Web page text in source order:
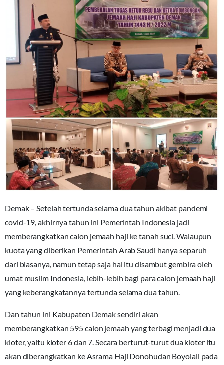
Demak – Setelah tertunda selama dua tahun akibat pandemi
covid-19, akhirnya tahun ini Pemerintah Indonesia jadi
memberangkatkan calon jemaah haji ke tanah suci. Walaupun
kuota yang diberikan Pemerintah Arab Saudi hanya separuh
dari biasanya, namun tetap saja hal itu disambut gembira oleh
umat muslim Indonesia, lebih-lebih bagi para calon jemaah haji
yang keberangkatannya tertunda selama dua tahun.
Dan tahun ini Kabupaten Demak sendiri akan
memberangkatkan 595 calon jemaah yang terbagi menjadi dua
kloter, yaitu kloter 6 dan 7. Secara berturut-turut dua kloter itu
akan diberangkatkan ke Asrama Haji Donohudan Boyolali pada